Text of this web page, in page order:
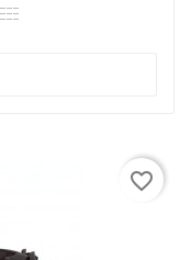
favorite_border